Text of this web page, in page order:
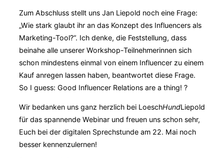
Zum Abschluss stellt uns Jan Liepold noch eine Frage:
„Wie stark glaubt ihr an das Konzept des Influencers als
Marketing-Tool?“. Ich denke, die Feststellung, dass
beinahe alle unserer Workshop-Teilnehmerinnen sich
schon mindestens einmal von einem Influencer zu einem
Kauf anregen lassen haben, beantwortet diese Frage.
So I guess: Good Influencer Relations are a thing! ?
Wir bedanken uns ganz herzlich bei LoeschHundLiepold
für das spannende Webinar und freuen uns schon sehr,
Euch bei der digitalen Sprechstunde am 22. Mai noch
besser kennenzulernen!